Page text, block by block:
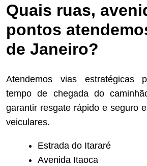
Quais ruas,
pontos
de Janeiro?
Atendemos vias estratégicas
tempo de chegada do
garantir resgate rápido e seguro
veiculares.
Estrada do Itararé
Avenida Itaoca